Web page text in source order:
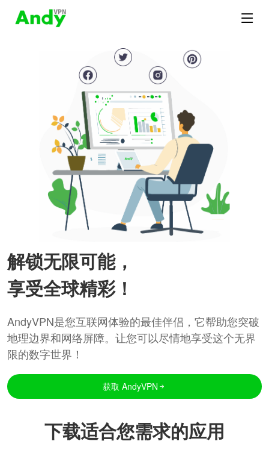
解锁无限可能，
享受全球精彩！
AndyVPN是您互联网体验的最佳伴侣，它帮助您突破
地理边界和网络屏障。让您可以尽情地享受这个无界
限的数字世界！
获取 AndyVPN
下载适合您需求的应用